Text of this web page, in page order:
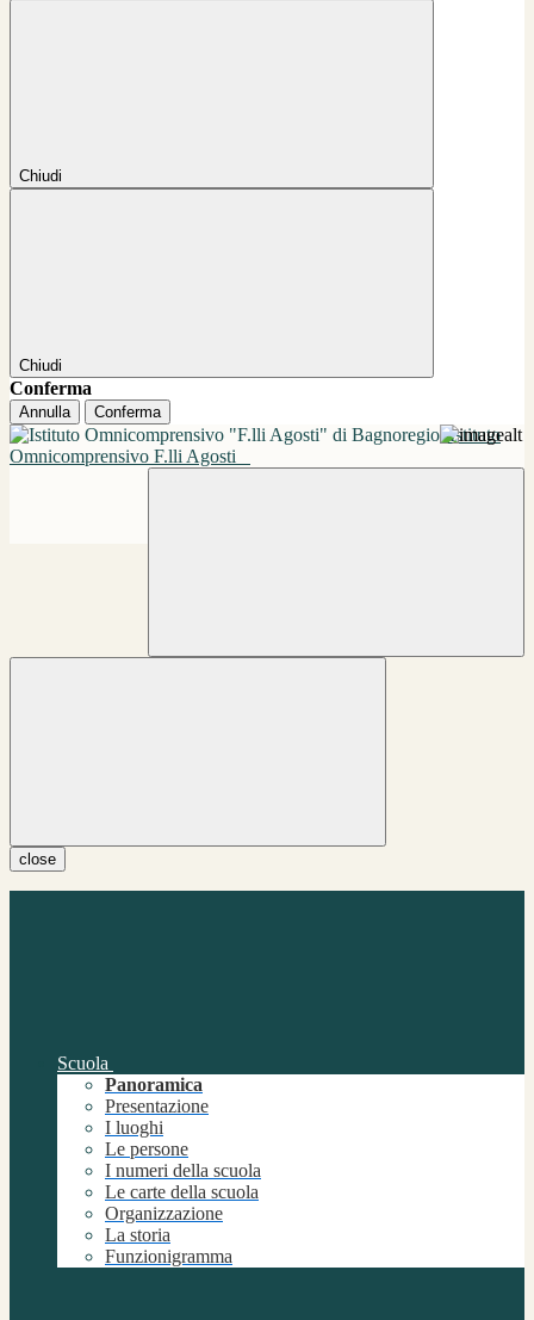
Chiudi
Chiudi
Conferma
Annulla Conferma
Istituto
Omnicomprensivo F.lli Agosti
close
Scuola
Panoramica
Presentazione
I luoghi
Le persone
I numeri della scuola
Le carte della scuola
Organizzazione
La storia
Funzionigramma